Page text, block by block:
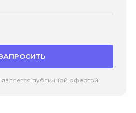
публичной офертой